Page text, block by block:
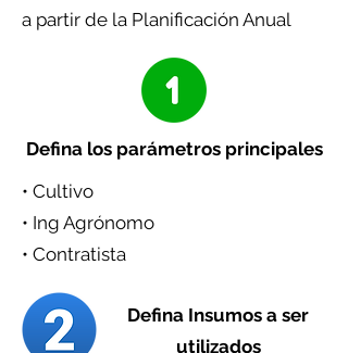
a partir de la Planificación Anual
Defina los parámetros principales
• Cultivo
• Ing Agrónomo
• Contratista
Defina Insumos a ser
utilizados